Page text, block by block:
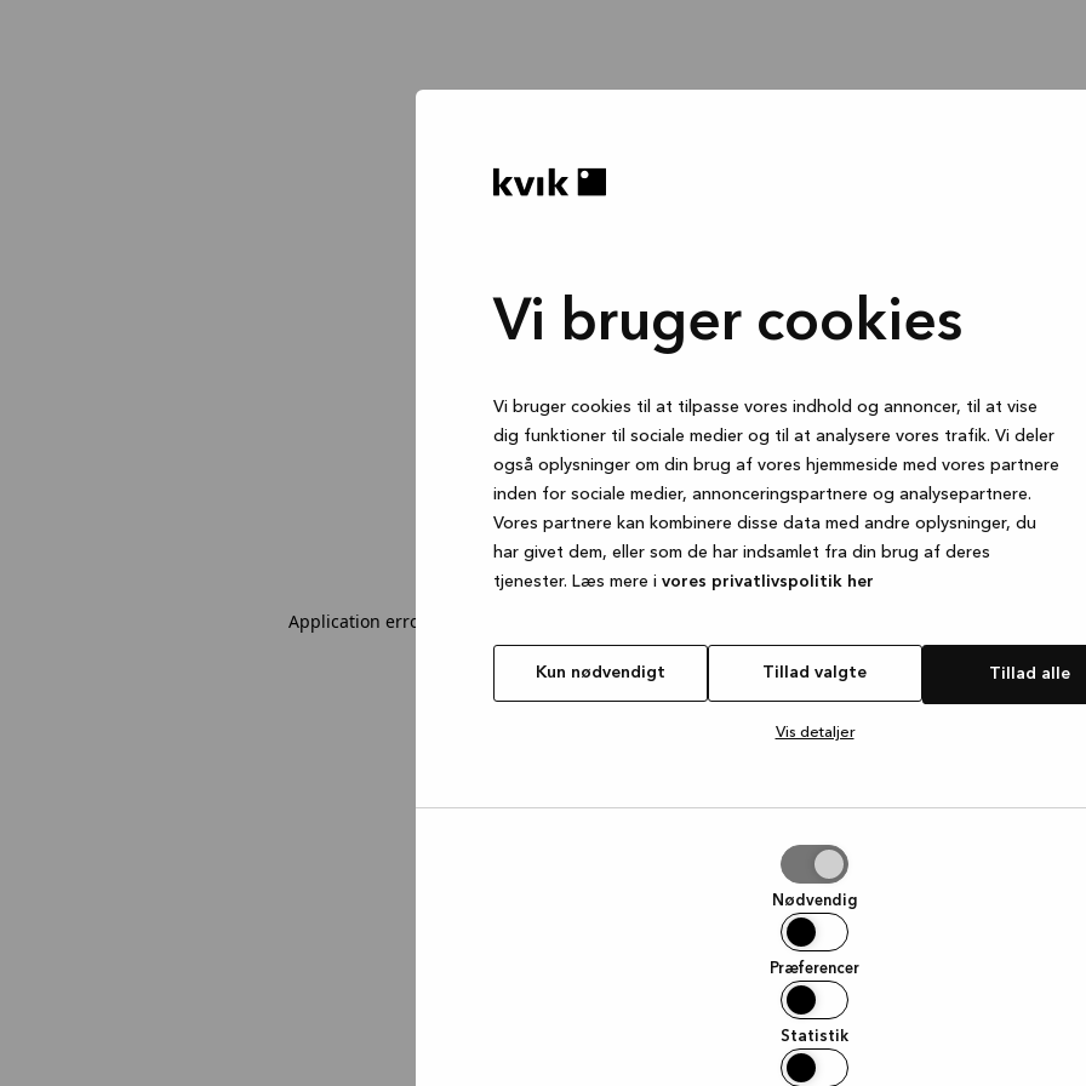
Vi bruger cookies
Vi bruger cookies til at tilpasse vores indhold og annoncer, til at vise
dig funktioner til sociale medier og til at analysere vores trafik. Vi deler
også oplysninger om din brug af vores hjemmeside med vores partnere
inden for sociale medier, annonceringspartnere og analysepartnere.
Vores partnere kan kombinere disse data med andre oplysninger, du
har givet dem, eller som de har indsamlet fra din brug af deres
tjenester. Læs mere i vores privatlivspolitik her
Kun nødvendigt Tillad valgte Tillad alle
Vis detaljer
Nødvendig
Præferencer
Statistik
Application error: a client-side exception has occurred (see the